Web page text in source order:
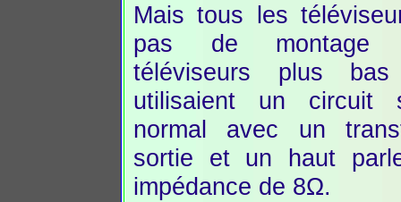
Mais tous les
pas de montage
téléviseurs plus
utilisaient un circuit
normal avec un
sortie et un haut
impédance de 8Ω.